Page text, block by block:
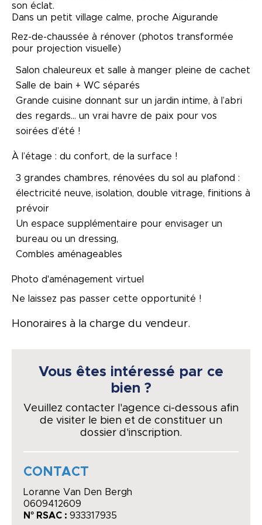
son éclat.
Dans un petit village calme, proche Aigurande
Rez-de-chaussée à rénover (photos transformée
pour projection visuelle)
Salon chaleureux et salle à manger pleine de cachet
Salle de bain + WC séparés
Grande cuisine donnant sur un jardin intime, à l’abri
des regards… un vrai havre de paix pour vos
soirées d’été !
À l’étage : du confort, de la surface !
3 grandes chambres, rénovées du sol au plafond :
électricité neuve, isolation, double vitrage, finitions à
prévoir
Un espace supplémentaire pour envisager un
bureau ou un dressing,
Combles aménageables
Photo d'aménagement virtuel
Ne laissez pas passer cette opportunité !
Honoraires à la charge du vendeur.
Vous êtes intéressé par ce
bien ?
Veuillez contacter l'agence ci-dessous afin
de visiter le bien et de constituer un
dossier d'inscription.
CONTACT
Loranne Van Den Bergh
0609412609
N° RSAC : 933317935